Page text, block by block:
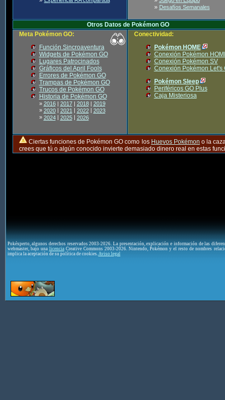
» Desafíos Semanales
Otros Datos de Pokémon GO
Meta Pokémon GO:
Función Sincroaventura
Widgets de Pokémon GO
Lugares Patrocinados
Gráficos del April Fools
Errores de Pokémon GO
Trampas de Pokémon GO
Trucos de Pokémon GO
Historia de Pokémon GO
» 2016| 2017| 2018| 2019
» 2020| 2021| 2022| 2023
» 2024| 2025| 2026
Conectividad:
Pokémon HOME
Conexión Pokémon
Conexión Pokémon SV
Conexión Pokémon Let's
Pokémon Sleep
Periféricos GO Plus
Caja Misteriosa
Ciertas funciones de Pokémon GO como los Huevos Pokémon o la
crees que tú o algún conocido invierte demasiado dinero real en estas
Pokéxperto, algunos derechos reservados 2003-2026. La presentación, explicación e información de las
webmaster, bajo una licenciaCreative Commons 2003-2026. Nintendo, Pokémon y el resto de nombres
implica la aceptación de su política de cookies. Aviso legal